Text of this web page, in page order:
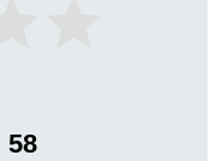
58